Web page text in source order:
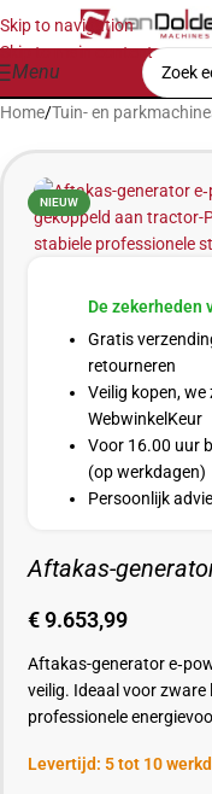
Skip to navigation
Skip to main content
Menu
Home/Tuin- en
NIEUW
De zekerheden
Gratis
retourneren
Veilig kopen,
WebwinkelKeur
Voor 16.00 uur
(op werkdagen)
Persoonlijk
Aftakas-
€9.653,99
Aftakas-generator
veilig. Ideaal voor
professionele
Levertijd: 5 tot 10